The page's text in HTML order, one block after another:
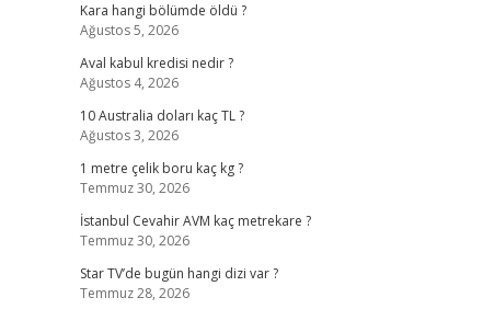
Kara hangi bölümde öldü ?
Ağustos 5, 2026
Aval kabul kredisi nedir ?
Ağustos 4, 2026
10 Australia doları kaç TL ?
Ağustos 3, 2026
1 metre çelik boru kaç kg ?
Temmuz 30, 2026
İstanbul Cevahir AVM kaç metrekare ?
Temmuz 30, 2026
Star TV’de bugün hangi dizi var ?
Temmuz 28, 2026